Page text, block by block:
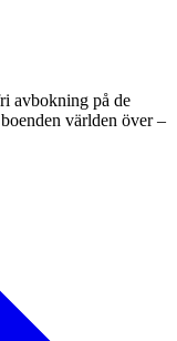
avbokning på de
världen över –